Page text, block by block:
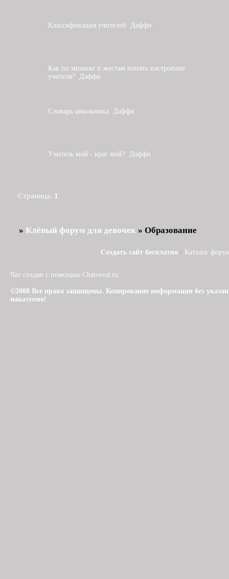
Классификация учителей Даффи
Как по мимике и жестам понять настроение
учителя? Даффи
Словарь школьника Даффи
Учитель мой - враг мой? Даффи
Страница: 1
» Клёвый форум для девочек » Образование
Создать сайт бесплатно · Каталог
Чат создан с помощью Chatovod.ru.
©2008 Все права защищены. Копирование информации без
наказуемо!